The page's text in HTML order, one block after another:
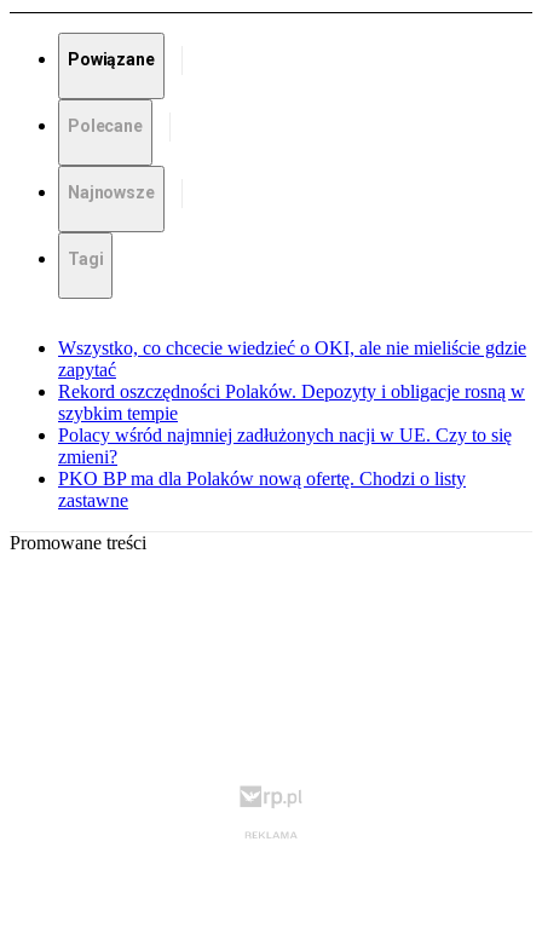
Powiązane
Polecane
Najnowsze
Tagi
Wszystko, co chcecie wiedzieć o OKI, ale nie mieliście gdzie
zapytać
Rekord oszczędności Polaków. Depozyty i obligacje rosną w
szybkim tempie
Polacy wśród najmniej zadłużonych nacji w UE. Czy to się
zmieni?
PKO BP ma dla Polaków nową ofertę. Chodzi o listy
zastawne
Promowane treści